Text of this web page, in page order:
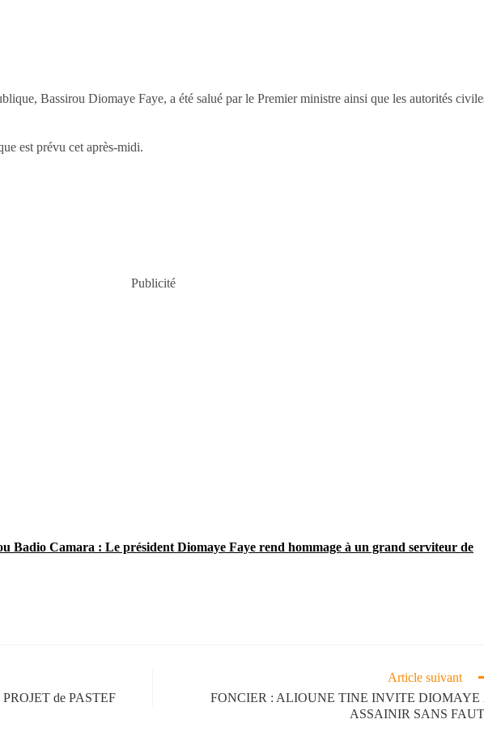
Bassirou Diomaye Faye, a été salué par le Premier ministre ainsi que les autorités
est prévu cet après-midi.
Publicité
Badio Camara : Le président Diomaye Faye rend hommage à un grand serviteur de
PROJET de PASTEF
Article suivant
FONCIER : ALIOUNE TINE INVITE DIOMAYE
ASSAINIR SANS